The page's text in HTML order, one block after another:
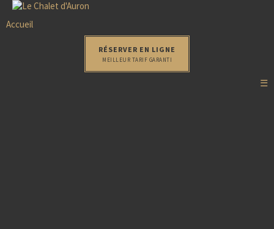
Accueil
RÉSERVER EN LIGNE
MEILLEUR TARIF GARANTI
☰